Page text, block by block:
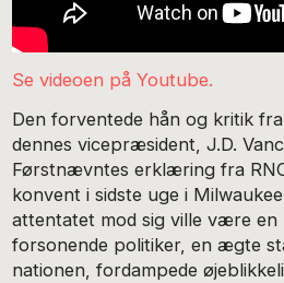
Se videoen på Youtube.
Den forventede hån og kritik
dennes vicepræsident, J.D.
Førstnævntes erklæring fra
konvent i sidste uge i
attentatet mod sig ville være en
forsonende politiker, en ægte
nationen, fordampede